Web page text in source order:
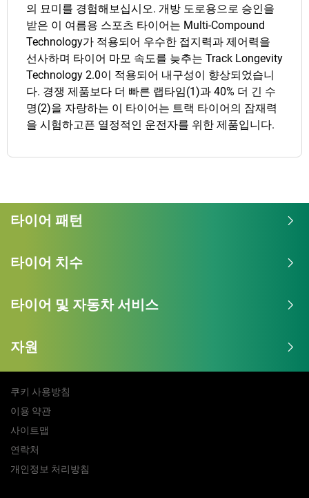
의 묘미를 경험해보십시오. 개방 도로용으로 승인을
받은 이 여름용 스포츠 타이어는 Multi-Compound
Technology가 적용되어 우수한 접지력과 제어력을
선사하며 타이어 마모 속도를 늦추는 Track Longevity
Technology 2.0이 적용되어 내구성이 향상되었습니
다. 경쟁 제품보다 더 빠른 랩타임(1)과 40% 더 긴 수
명(2)을 자랑하는 이 타이어는 트랙 타이어의 잠재력
을 시험하고픈 열정적인 운전자를 위한 제품입니다.
타이어 패턴
타이어 치수
타이어 및 자동차 서비스
자원
쿠키 사용방침
이용 약관
사이트맵
연락처
개인정보 처리방침